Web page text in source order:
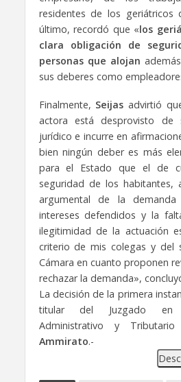
residentes de los geriátricos
último, recordó que «los
clara obligación de
personas que alojan
sus deberes como
Finalmente, Seijas advirtió
actora está desprovisto de
jurídico e incurre en
bien ningún deber es más
para el Estado que el de
seguridad de los habitantes,
argumental de la
intereses defendidos y la
ilegitimidad de la actuación
criterio de mis colegas y del
Cámara en cuanto proponen
rechazar la demanda»,
La decisión de la primera
titular del Juzgado en
Administrativo y
Ammirato.-